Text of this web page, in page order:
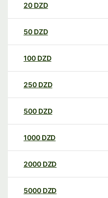
20 DZD
50 DZD
100 DZD
250 DZD
500 DZD
1000 DZD
2000 DZD
5000 DZD